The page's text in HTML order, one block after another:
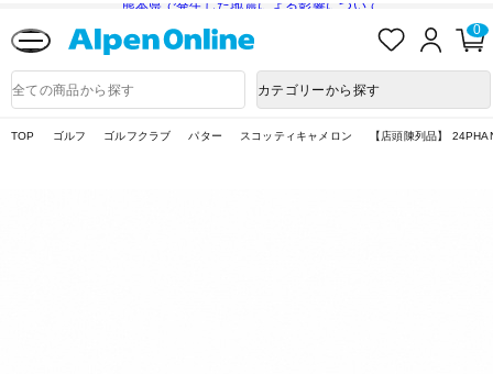
熊本県で発生した地震による影響について
入
ロ
ン
0
品
検
カテゴリーから探す
TOP ゴルフ ゴルフクラブ パター スコッティキャメロン 【店頭陳列品】